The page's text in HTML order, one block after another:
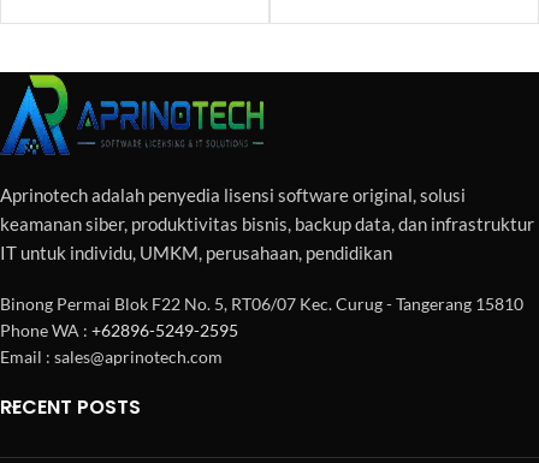
Aprinotech adalah penyedia lisensi software original, solusi
keamanan siber, produktivitas bisnis, backup data, dan infrastruktur
IT untuk individu, UMKM, perusahaan, pendidikan
Binong Permai Blok F22 No. 5, RT06/07 Kec. Curug - Tangerang 15810
Phone WA : +62896-5249-2595
Email : sales@aprinotech.com
RECENT POSTS